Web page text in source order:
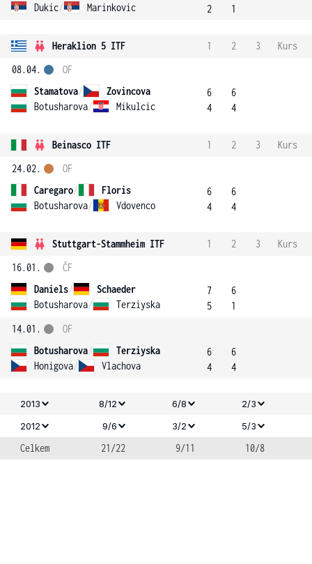
Dukic/ Marinkovic
2
1
Heraklion 5 ITF 1 2 3
Kurs
08.04.
Stamatova/
Zovincova
Botusharova/ Mikulcic
OF
6
4
6
4
Beinasco ITF 1 2 3
Kurs
24.02.
Caregaro/
Floris
Botusharova/ Vdovenco
OF
6
4
6
4
Stuttgart-Stammheim ITF 1 2 3
Kurs
16.01.
Daniels/
Schaeder
Botusharova/ Terziyska
ČF
7
5
6
1
14.01.
Botusharova/
Terziyska
Honigova/ Vlachova
OF
6
4
6
4
2013 8/12 6/8
2/3
2012
9/6 3/2 5/3
Celkem 21/22 9/11 10/8